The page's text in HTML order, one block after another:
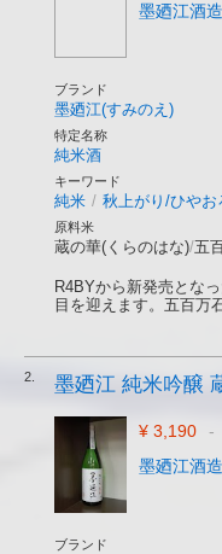
墨廼江酒
ブランド
墨廼江(すみのえ)
特定名称
純米酒
キーワード
純米 / 秋上がり/ひやお
原料米
蔵の華(くらのはな)/五
R4BYから新発売とな
目を迎えます。五百万
2. 墨廼江 純米吟醸
¥ 3,190 -
墨廼江酒
ブランド